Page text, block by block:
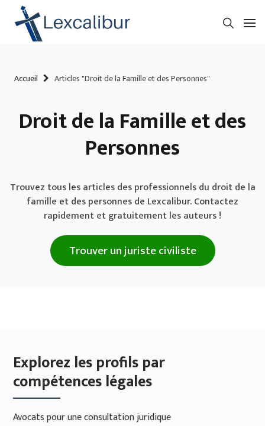
Accueil Articles "Droit de la Famille et des Personnes"
Droit de la Famille et des
Personnes
Trouvez tous les articles des professionnels du droit de la
famille et des personnes de Lexcalibur. Contactez
rapidement et gratuitement les auteurs !
Trouver un juriste civiliste
Explorez les profils par
compétences légales
Avocats pour une consultation juridique